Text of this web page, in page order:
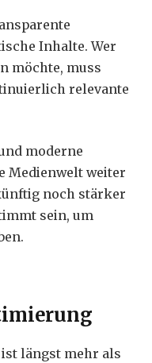
Inhalte. Wer
möchte, muss
relevante
moderne
Medienwelt weiter
noch stärker
sein, um
längst mehr als